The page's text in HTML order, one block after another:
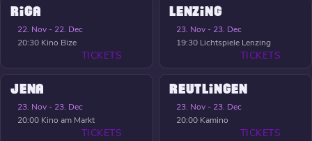
RIGA
22. Nov - 22. Dec
20:30 Kino Bize
TICKETS
LENZING
23. Nov - 23. Dec
19:30 Lichtspiele Lenzing
TICKETS
JENA
23. Nov - 23. Dec
20:00 Kino am Markt
TICKETS
REUTLINGEN
23. Nov - 23. Dec
20:00 Kamino
TICKETS